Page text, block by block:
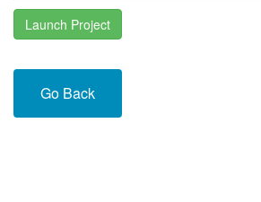
Launch Project
Go Back